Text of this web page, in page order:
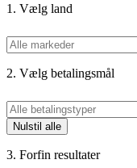
1. Vælg land
2. Vælg betalingsmål
Nulstil alle
3. Forfin resultater